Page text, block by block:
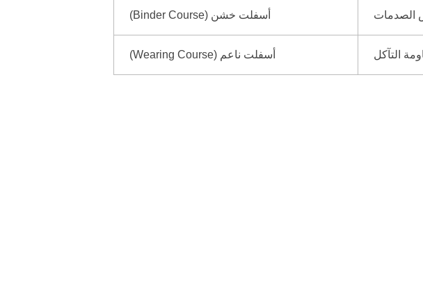
الصدمات أسفلت خشن (Binder Course)
التآكل أسفلت ناعم (Wearing Course)